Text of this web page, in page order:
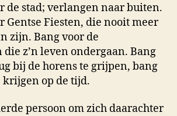
de stad; verlangen naar buiten.
Gentse Fiesten, die nooit meer
zijn. Bang voor de
z’n leven ondergaan. Bang
bij de horens te grijpen, bang
krijgen op de tijd.
persoon om zich daarachter